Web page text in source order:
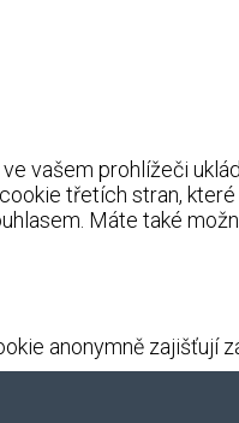
vašem prohlížeči
třetích stran,
Máte také
anonymně zajišťují